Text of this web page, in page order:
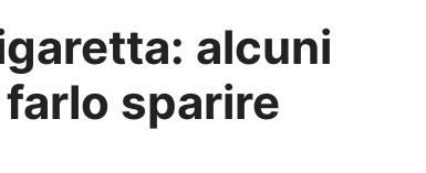
alcuni
sparire